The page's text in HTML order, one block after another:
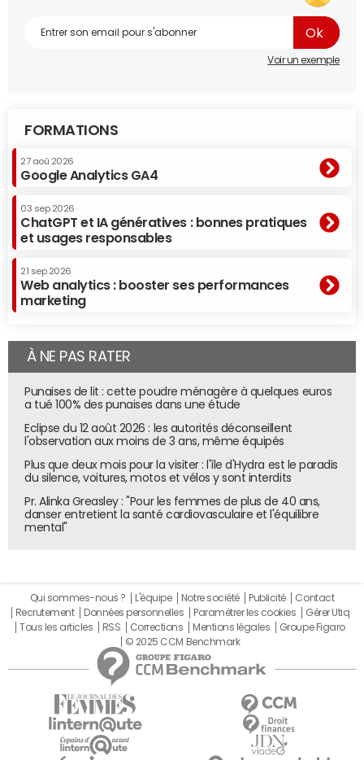
Voir un exemple
FORMATIONS
27 aoû 2026
Google Analytics GA4
03 sep 2026
ChatGPT et IA génératives : bonnes pratiques
et usages responsables
21 sep 2026
Web analytics : booster ses performances
marketing
À NE PAS RATER
Punaises de lit : cette poudre ménagère à quelques euros
a tué 100% des punaises dans une étude
Eclipse du 12 août 2026 : les autorités déconseillent
l'observation aux moins de 3 ans, même équipés
Plus que deux mois pour la visiter : l'île d'Hydra est le paradis
du silence, voitures, motos et vélos y sont interdits
Pr. Alinka Greasley : "Pour les femmes de plus de 40 ans,
danser entretient la santé cardiovasculaire et l'équilibre
mental"
Qui sommes-nous ? L'équipe Notre société Publicité
Contact
Recrutement
Données personnelles Paramétrer les cookies
Gérer Utiq
Tous les articles
RSS Corrections Mentions légales
Groupe Figaro
© 2025 CCM Benchmark